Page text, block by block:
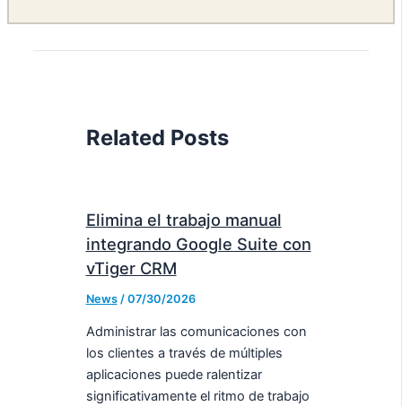
Related Posts
Elimina el trabajo manual
integrando Google Suite con
vTiger CRM
News/ 07/30/2026
Administrar las comunicaciones con
los clientes a través de múltiples
aplicaciones puede ralentizar
significativamente el ritmo de trabajo